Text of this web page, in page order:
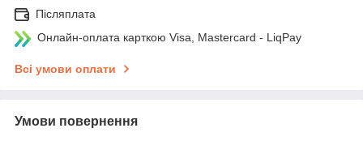
Післяплата
Онлайн-оплата карткою Visa, Mastercard - LiqPay
Всі умови оплати
Умови повернення